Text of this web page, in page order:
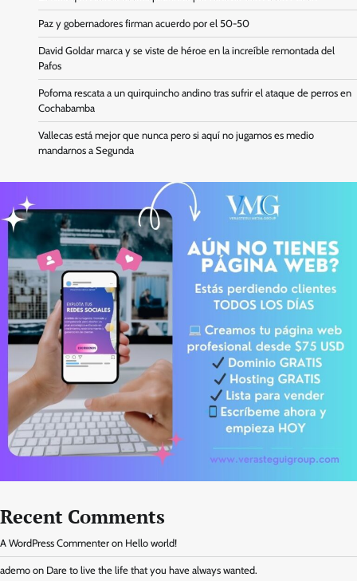
Paz y gobernadores firman acuerdo por el 50-50
David Goldar marca y se viste de héroe en la increíble remontada del
Pafos
Pofoma rescata a un quirquincho andino tras sufrir el ataque de perros en
Cochabamba
Vallecas está mejor que nunca pero si aquí no jugamos es medio
mandarnos a Segunda
Recent Comments
A WordPress Commenter on Hello world!
ademo on Dare to live the life that you have always wanted.